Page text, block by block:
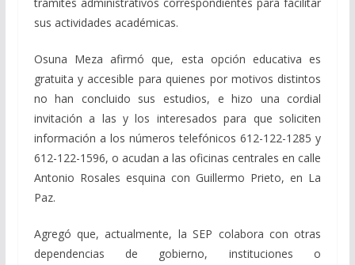
sus actividades académicas.
Osuna Meza afirmó que, esta opción educativa es
gratuita y accesible para quienes por motivos distintos
no han concluido sus estudios, e hizo una cordial
invitación a las y los interesados para que soliciten
información a los números telefónicos 612-122-1285 y
612-122-1596, o acudan a las oficinas centrales en calle
Antonio Rosales esquina con Guillermo Prieto, en La
Paz.
Agregó que, actualmente, la SEP colabora con otras
dependencias de gobierno, instituciones o